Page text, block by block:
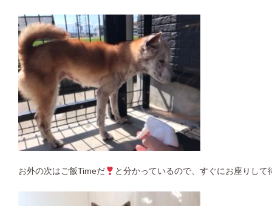
お外の次はご飯Timeだ と分かっているので、すぐにお座りして